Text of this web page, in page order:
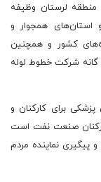
لرستان وظیفه
استان‌های همجوار و
کشور و همچنین
تامین سوخت نیروگاه ها را به عنوان یکی از مناطق ۱۲ گانه شرکت خطوط لوله
برای کارکنان و
صنعت نفت است
نماینده مردم